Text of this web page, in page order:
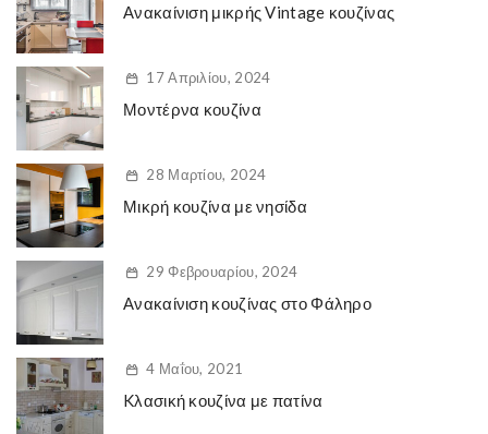
Ανακαίνιση μικρής Vintage κουζίνας
17 Απριλίου, 2024
Μοντέρνα κουζίνα
28 Μαρτίου, 2024
Μικρή κουζίνα με νησίδα
29 Φεβρουαρίου, 2024
Ανακαίνιση κουζίνας στο Φάληρο
4 Μαΐου, 2021
Kλασική κουζίνα με πατίνα